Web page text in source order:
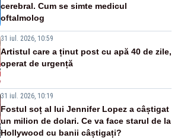
cerebral. Cum se simte medicul
oftalmolog
31 iul. 2026, 10:59
Artistul care a ținut post cu apă 40 de zile,
operat de urgență
31 iul. 2026, 10:19
Fostul soț al lui Jennifer Lopez a câștigat
un milion de dolari. Ce va face starul de la
Hollywood cu banii câștigați?